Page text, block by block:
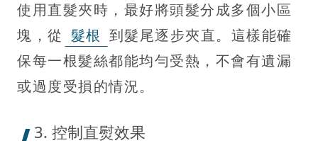
使用直髮夾時，最好將頭髮分成多個小區
塊，從 髮根 到髮尾逐步夾直。這樣能確
保每一根髮絲都能均勻受熱，不會有遺漏
或過度受損的情況。
3. 控制直熨效果